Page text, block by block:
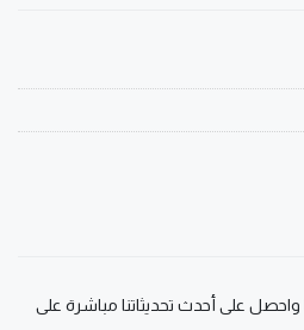
واحصل على أحدث تحديثاتنا مباشرة على